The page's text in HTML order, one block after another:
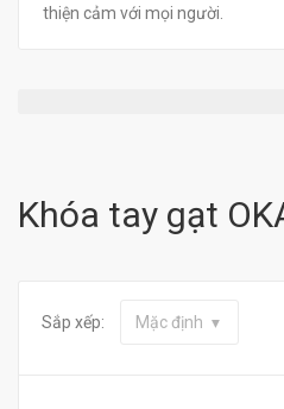
thiện cảm với mọi người.
Khóa tay gạt
Sắp xếp: Mặc định